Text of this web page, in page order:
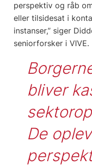
perspektiv og råb
eller tilsidesat i
instanser,” siger
seniorforsker i VIVE.
bliver
De